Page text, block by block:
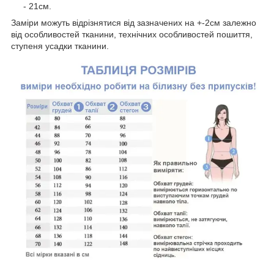
- 21см.
Заміри можуть відрізнятися від зазначених на +-2см залежно
від особливостей тканини, технічних особливостей пошиття,
ступеня усадки тканини.